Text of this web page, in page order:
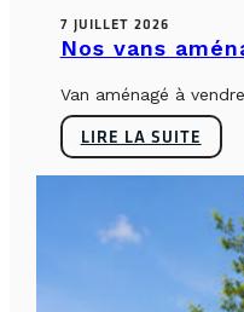
7 JUILLET 2026
Nos vans
Van aménagé à
LIRE LA SUITE